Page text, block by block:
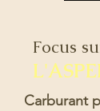
Focus
Carburant